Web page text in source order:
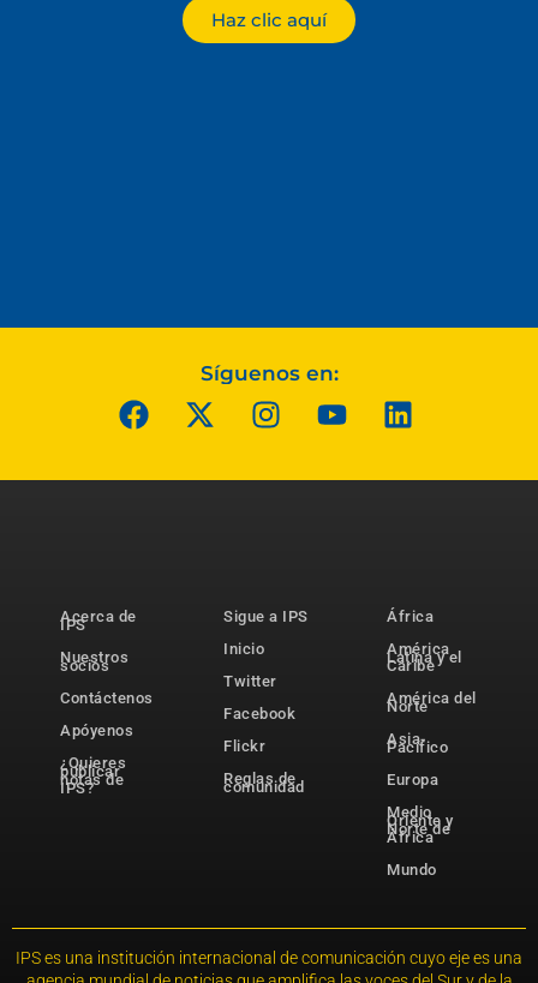
Haz clic aquí
Síguenos en:
Acerca de
IPS
Nuestros
socios
Contáctenos
Apóyenos
¿Quieres
publicar
notas de
IPS?
Sigue a IPS
Inicio
Twitter
Facebook
Flickr
Reglas de
comunidad
África
América
Latina y el
Caribe
América del
Norte
Asia-
Pacífico
Europa
Medio
Oriente y
Norte de
África
Mundo
IPS es una institución internacional de comunicación cuyo eje es una